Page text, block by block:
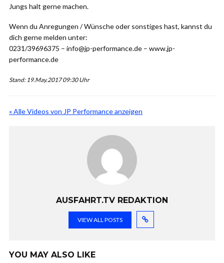
Jungs halt gerne machen.
Wenn du Anregungen / Wünsche oder sonstiges hast, kannst du
dich gerne melden unter:
0231/39696375 – info@jp-performance.de – www.jp-
performance.de
Stand: 19.May.2017 09:30 Uhr
« Alle Videos von JP Performance anzeigen
AUSFAHRT.TV REDAKTION
VIEW ALL POSTS
YOU MAY ALSO LIKE